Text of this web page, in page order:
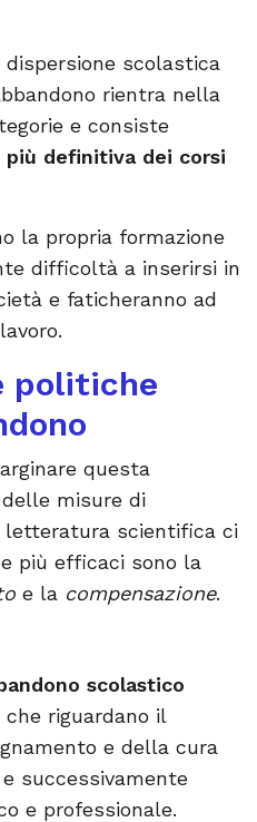
scolastica
rientra nella
e consiste
definitiva dei corsi
la propria formazione
difficoltà a inserirsi in
e faticheranno ad
politiche
questa
misure di
letteratura scientifica ci
più efficaci sono la
e la compensazione.
scolastico
riguardano il
e della cura
successivamente
e professionale.